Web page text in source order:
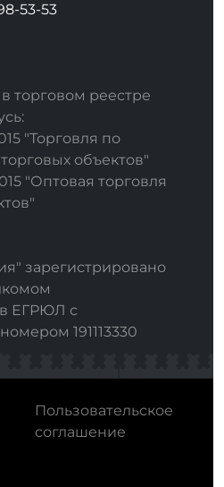
53-53
торговом реестре
"Торговля по
объектов"
"Оптовая торговля
зарегистрировано
в ЕГРЮЛ с
191113330
Пользовательское
соглашение